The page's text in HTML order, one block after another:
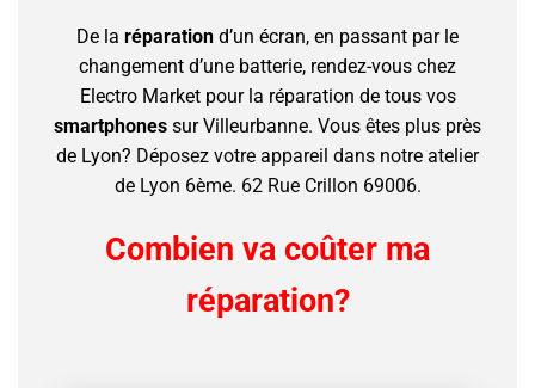
De la réparation d’un écran, en passant par le
changement d’une batterie, rendez-vous chez
Electro Market pour la réparation de tous vos
smartphones sur Villeurbanne. Vous êtes plus près
de Lyon? Déposez votre appareil dans notre atelier
de Lyon 6ème. 62 Rue Crillon 69006.
Combien va coûter ma
réparation?